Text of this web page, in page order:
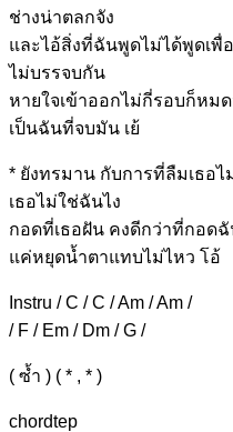
ช่างน่าตลกจัง
และไอ้สิ่งที่ฉันพูดไม่ได้พูดเพื่
ไม่บรรจบกัน
หายใจเข้าออกไม่กี่รอบก็หม
เป็นฉันที่จบมัน เย้
* ยังทรมาน กับการที่ลืมเธอไ
เธอไม่ใช่ฉันไง
กอดที่เธอฝัน คงดีกว่าที่กอดฉั
แค่หยุดน้ำตาแทบไม่ไหว โอ้
Instru / C / C / Am / Am /
/ F / Em / Dm / G /
( ซ้ำ ) ( * , * )
chordtep